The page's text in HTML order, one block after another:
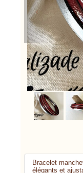
Bracelet
élégants et